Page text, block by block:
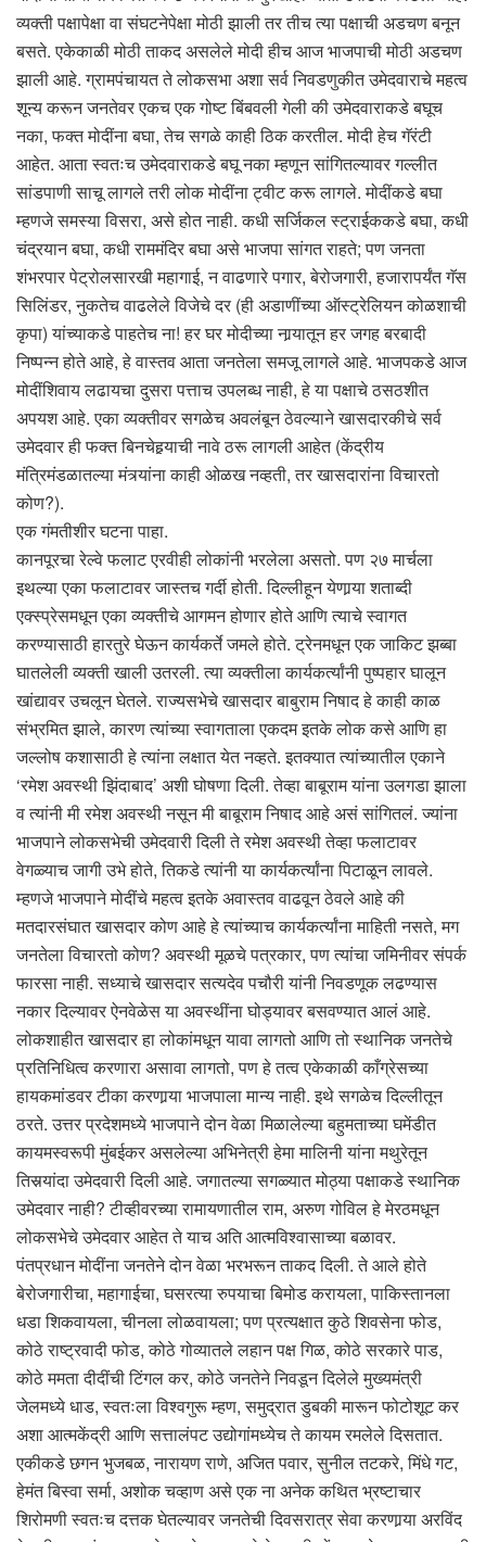
व्यक्ती पक्षापेक्षा वा संघटनेपेक्षा मोठी झाली तर तीच त्या पक्षाची अडचण बनून
बसते. एकेकाळी मोठी ताकद असलेले मोदी हीच आज भाजपाची मोठी अडचण
झाली आहे. ग्रामपंचायत ते लोकसभा अशा सर्व निवडणुकीत उमेदवाराचे महत्व
शून्य करून जनतेवर एकच एक गोष्ट बिंबवली गेली की उमेदवाराकडे बघूच
नका, फक्त मोदींना बघा, तेच सगळे काही ठिक करतील. मोदी हेच गॅरंटी
आहेत. आता स्वतःच उमेदवाराकडे बघू नका म्हणून सांगितल्यावर गल्लीत
सांडपाणी साचू लागले तरी लोक मोदींना ट्वीट करू लागले. मोदींकडे बघा
म्हणजे समस्या विसरा, असे होत नाही. कधी सर्जिकल स्ट्राईककडे बघा, कधी
चंद्रयान बघा, कधी राममंदिर बघा असे भाजपा सांगत राहते; पण जनता
शंभरपार पेट्रोलसारखी महागाई, न वाढणारे पगार, बेरोजगारी, हजारापर्यंत गॅस
सिलिंडर, नुकतेच वाढलेले विजेचे दर (ही अडाणींच्या ऑस्ट्रेलियन कोळशाची
कृपा) यांच्याकडे पाहतेच ना! हर घर मोदीच्या नार्‍यातून हर जगह बरबादी
निष्पन्न होते आहे, हे वास्तव आता जनतेला समजू लागले आहे. भाजपकडे आज
मोदींशिवाय लढायचा दुसरा पत्ताच उपलब्ध नाही, हे या पक्षाचे ठसठशीत
अपयश आहे. एका व्यक्तीवर सगळेच अवलंबून ठेवल्याने खासदारकीचे सर्व
उमेदवार ही फक्त बिनचेहर्‍याची नावे ठरू लागली आहेत (केंद्रीय
मंत्रिमंडळातल्या मंत्र्यांना काही ओळख नव्हती, तर खासदारांना विचारतो
कोण?).
एक गंमतीशीर घटना पाहा.
कानपूरचा रेल्वे फलाट एरवीही लोकांनी भरलेला असतो. पण २७ मार्चला
इथल्या एका फलाटावर जास्तच गर्दी होती. दिल्लीहून येणार्‍या शताब्दी
एक्स्प्रेसमधून एका व्यक्तीचे आगमन होणार होते आणि त्याचे स्वागत
करण्यासाठी हारतुरे घेऊन कार्यकर्ते जमले होते. ट्रेनमधून एक जाकिट झब्बा
घातलेली व्यक्ती खाली उतरली. त्या व्यक्तीला कार्यकर्त्यांनी पुष्पहार घालून
खांद्यावर उचलून घेतले. राज्यसभेचे खासदार बाबुराम निषाद हे काही काळ
संभ्रमित झाले, कारण त्यांच्या स्वागताला एकदम इतके लोक कसे आणि हा
जल्लोष कशासाठी हे त्यांना लक्षात येत नव्हते. इतक्यात त्यांच्यातील एकाने
‘रमेश अवस्थी झिंदाबाद’ अशी घोषणा दिली. तेव्हा बाबूराम यांना उलगडा झाला
व त्यांनी मी रमेश अवस्थी नसून मी बाबूराम निषाद आहे असं सांगितलं. ज्यांना
भाजपाने लोकसभेची उमेदवारी दिली ते रमेश अवस्थी तेव्हा फलाटावर
वेगळ्याच जागी उभे होते, तिकडे त्यांनी या कार्यकर्त्यांना पिटाळून लावले.
म्हणजे भाजपाने मोदींचे महत्व इतके अवास्तव वाढवून ठेवले आहे की
मतदारसंघात खासदार कोण आहे हे त्यांच्याच कार्यकर्त्यांना माहिती नसते, मग
जनतेला विचारतो कोण? अवस्थी मूळचे पत्रकार, पण त्यांचा जमिनीवर संपर्क
फारसा नाही. सध्याचे खासदार सत्यदेव पचौरी यांनी निवडणूक लढण्यास
नकार दिल्यावर ऐनवेळेस या अवस्थींना घोड्यावर बसवण्यात आलं आहे.
लोकशाहीत खासदार हा लोकांमधून यावा लागतो आणि तो स्थानिक जनतेचे
प्रतिनिधित्व करणारा असावा लागतो, पण हे तत्व एकेकाळी काँग्रेसच्या
हायकमांडवर टीका करणार्‍या भाजपाला मान्य नाही. इथे सगळेच दिल्लीतून
ठरते. उत्तर प्रदेशमध्ये भाजपाने दोन वेळा मिळालेल्या बहुमताच्या घमेंडीत
कायमस्वरूपी मुंबईकर असलेल्या अभिनेत्री हेमा मालिनी यांना मथुरेतून
तिसर्‍यांदा उमेदवारी दिली आहे. जगातल्या सगळ्यात मोठ्या पक्षाकडे स्थानिक
उमेदवार नाही? टीव्हीवरच्या रामायणातील राम, अरुण गोविल हे मेरठमधून
लोकसभेचे उमेदवार आहेत ते याच अति आत्मविश्वासाच्या बळावर.
पंतप्रधान मोदींना जनतेने दोन वेळा भरभरून ताकद दिली. ते आले होते
बेरोजगारीचा, महागाईचा, घसरत्या रुपयाचा बिमोड करायला, पाकिस्तानला
धडा शिकवायला, चीनला लोळवायला; पण प्रत्यक्षात कुठे शिवसेना फोड,
कोठे राष्ट्रवादी फोड, कोठे गोव्यातले लहान पक्ष गिळ, कोठे सरकारे पाड,
कोठे ममता दीदींची टिंगल कर, कोठे जनतेने निवडून दिलेले मुख्यमंत्री
जेलमध्ये धाड, स्वतःला विश्वगुरू म्हण, समुद्रात डुबकी मारून फोटोशूट कर
अशा आत्मकेंद्री आणि सत्तालंपट उद्योगांमध्येच ते कायम रमलेले दिसतात.
एकीकडे छगन भुजबळ, नारायण राणे, अजित पवार, सुनील तटकरे, मिंधे गट,
हेमंत बिस्वा सर्मा, अशोक चव्हाण असे एक ना अनेक कथित भ्रष्टाचार
शिरोमणी स्वतःच दत्तक घेतल्यावर जनतेची दिवसरात्र सेवा करणार्‍या अरविंद